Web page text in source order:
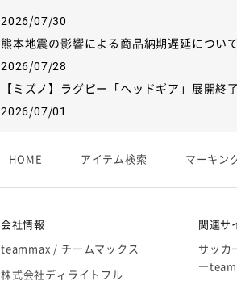
2026/07/30
熊本地震の影響による商品納期遅延について
2026/07/28
【ミズノ】ラグビー「ヘッドギア」展開終
2026/07/01
2026/06/09
ゴールデンウィーク休業のお知らせ
HOME アイテム検索 マーキン
会社情報
teammax / チームマックス
株式会社ディライトフル
関連サ
サッカ